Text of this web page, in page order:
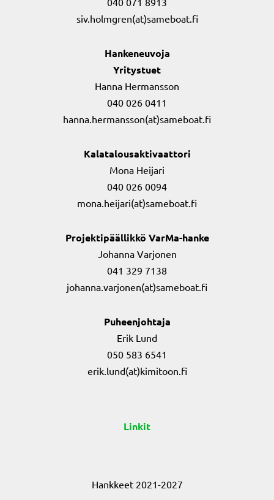
siv.holmgren(at)sameboat.fi
Hankeneuvoja
Yritystuet
Hanna Hermansson
040 026 0411
hanna.hermansson(at)sameboat.fi
Kalatalousaktivaattori
Mona Heijari
040 026 0094
mona.heijari(at)sameboat.fi
Projektipäällikkö VarMa-hanke
Johanna Varjonen
041 329 7138
johanna.varjonen(at)sameboat.fi
Puheenjohtaja
Erik Lund
050 583 6541
erik.lund(at)kimitoon.fi
Linkit
Hankkeet 2021-2027